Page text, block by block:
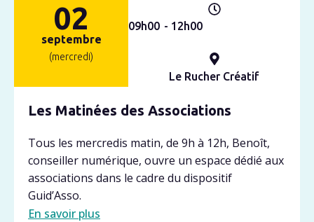
02
septembre
(mercredi)
09h00 - 12h00
Le Rucher Créatif
Les Matinées des Associations
Tous les mercredis matin, de 9h à 12h, Benoît,
conseiller numérique, ouvre un espace dédié aux
associations dans le cadre du dispositif
Guid’Asso.
En savoir plus